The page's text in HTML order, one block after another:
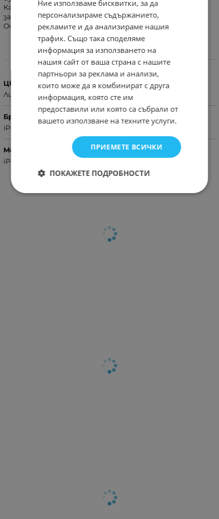
Калъф за телефон , предоставящ чудесна цялостна
защита за вашия мобилен телефон
Осигурява изключителна защита от падане
Характеристики
Цвят
Лилав
Бранд
iPhone
Модел Телефон
iPhone 12 Pro
Ние използваме бисквитки, за да
персонализираме съдържанието,
рекламите и да анализираме нашия
трафик. Също така споделяме
информация за използването на
нашия сайт от ваша страна с нашите
партньори за реклама и анализи,
които може да я комбинират с друга
информация, която сте им
предоставили или която са събрали от
вашето използване на техните услуги.
ПРИЕМЕТЕ ВСИЧКИ
ПОКАЖЕТЕ ПОДРОБНОСТИ